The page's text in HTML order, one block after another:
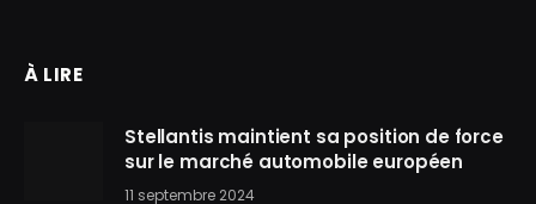
À LIRE
Stellantis maintient sa position de force
sur le marché automobile européen
11 septembre 2024